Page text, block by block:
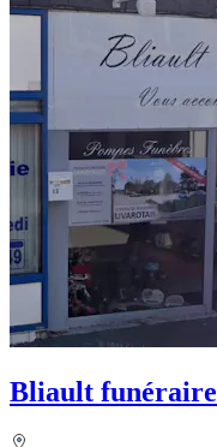
Bliault funéraire